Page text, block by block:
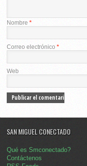
Nombre *
Correo electrónico *
Web
SAN MIGUEL CONECTADO
Qué es Smconectado?
Contáctenos